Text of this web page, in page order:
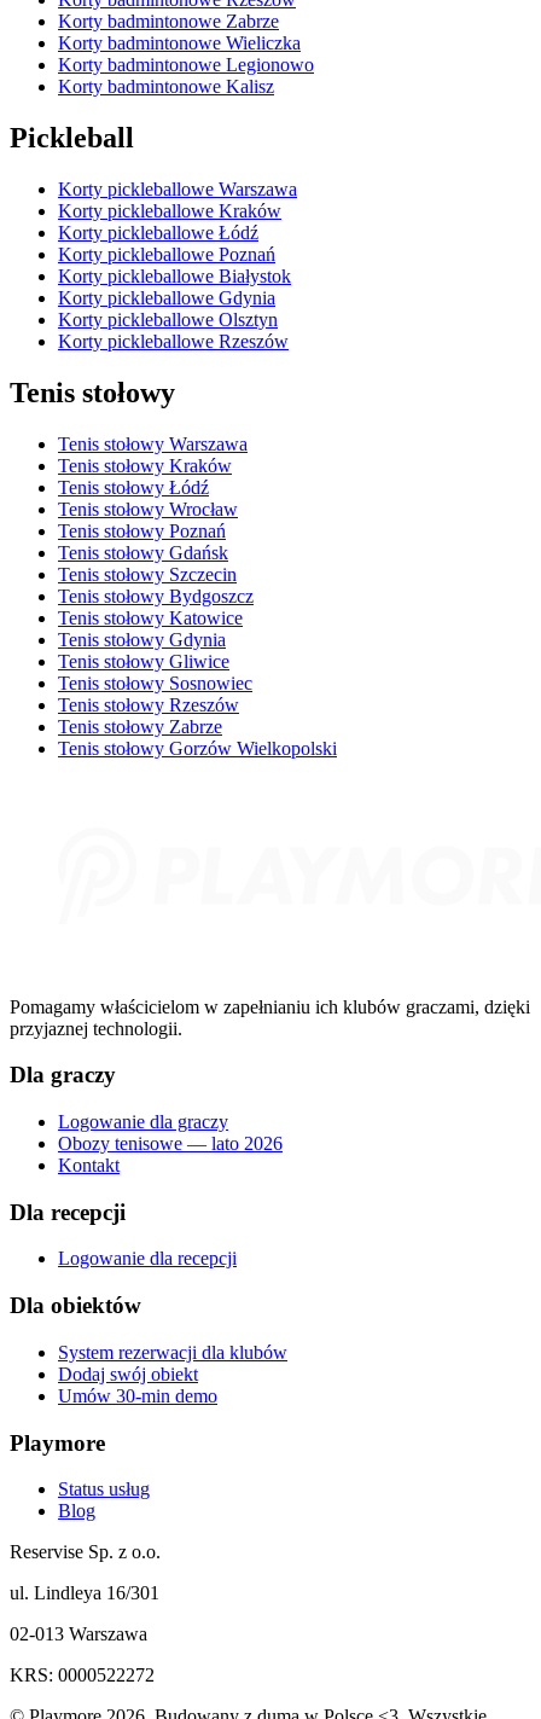
Korty badmintonowe Zabrze
Korty badmintonowe Wieliczka
Korty badmintonowe Legionowo
Korty badmintonowe Kalisz
Pickleball
Korty pickleballowe Warszawa
Korty pickleballowe Kraków
Korty pickleballowe Łódź
Korty pickleballowe Poznań
Korty pickleballowe Białystok
Korty pickleballowe Gdynia
Korty pickleballowe Olsztyn
Korty pickleballowe Rzeszów
Tenis stołowy
Tenis stołowy Warszawa
Tenis stołowy Kraków
Tenis stołowy Łódź
Tenis stołowy Wrocław
Tenis stołowy Poznań
Tenis stołowy Gdańsk
Tenis stołowy Szczecin
Tenis stołowy Bydgoszcz
Tenis stołowy Katowice
Tenis stołowy Gdynia
Tenis stołowy Gliwice
Tenis stołowy Sosnowiec
Tenis stołowy Rzeszów
Tenis stołowy Zabrze
Tenis stołowy Gorzów Wielkopolski
Pomagamy właścicielom w zapełnianiu ich klubów graczami, dzięki
przyjaznej technologii.
Dla graczy
Logowanie dla graczy
Obozy tenisowe — lato 2026
Kontakt
Dla recepcji
Logowanie dla recepcji
Dla obiektów
System rezerwacji dla klubów
Dodaj swój obiekt
Umów 30-min demo
Playmore
Status usług
Blog
Reservise Sp. z o.o.
ul. Lindleya 16/301
02-013 Warszawa
KRS: 0000522272